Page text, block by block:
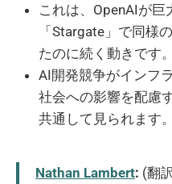
これは、OpenAIが
「Stargate」で同様
たのに続く動きです。
AI開発競争がインフ
社会への影響を配慮
共通して見られます。
Nathan Lambert: (翻